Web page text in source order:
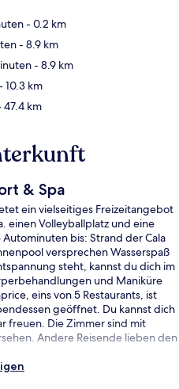
- 0.2 km
- 8.9 km
- 8.9 km
10.3 km
47.4 km
& Spa
ein vielseitiges Freizeitangebot
einen Volleyballplatz und eine
bis: Strand der Cala
versprechen Wasserspaß
steht, kannst du dich im
und Maniküre
eins von 5 Restaurants, ist
geöffnet. Du kannst dich
freuen. Die Zimmer sind mit
Andere Reisende lieben den